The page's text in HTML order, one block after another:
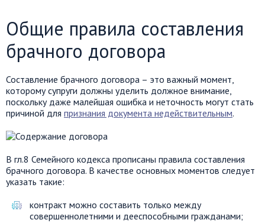
Общие правила составления
брачного договора
Составление брачного договора – это важный момент,
которому супруги должны уделить должное внимание,
поскольку даже малейшая ошибка и неточность могут стать
причиной для признания документа недействительным.
В гл.8 Семейного кодекса прописаны правила составления
брачного договора. В качестве основных моментов следует
указать такие:
контракт можно составить только между
совершеннолетними и дееспособными гражданами;